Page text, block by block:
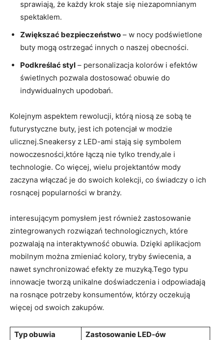
sprawiają, że każdy krok staje się niezapomnianym
spektaklem.
Zwiększać bezpieczeństwo – w nocy podświetlone
buty mogą ostrzegać innych o naszej obecności.
Podkreślać styl – personalizacja kolorów i efektów
świetlnych pozwala dostosować obuwie do
indywidualnych upodobań.
Kolejnym aspektem rewolucji, którą niosą ze sobą te
futurystyczne buty, jest ich potencjał w modzie
ulicznej.Sneakersy z LED-ami stają się symbolem
nowoczesności,które łączą nie tylko trendy,ale i
technologie. Co więcej, wielu projektantów mody
zaczyna włączać je do swoich kolekcji, co świadczy o ich
rosnącej popularności w branży.
interesującym pomysłem jest również zastosowanie
zintegrowanych rozwiązań technologicznych, które
pozwalają na interaktywność obuwia. Dzięki aplikacjom
mobilnym można zmieniać kolory, tryby świecenia, a
nawet synchronizować efekty ze muzyką.Tego typu
innowacje tworzą unikalne doświadczenia i odpowiadają
na rosnące potrzeby konsumentów, którzy oczekują
więcej od swoich zakupów.
Typ obuwia
Zastosowanie LED-ów